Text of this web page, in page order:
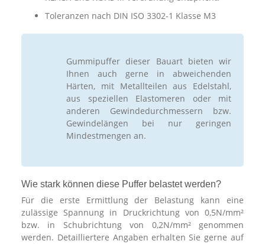
Toleranzen nach DIN ISO 3302-1 Klasse M3
Gummipuffer dieser Bauart bieten wir
Ihnen auch gerne in abweichenden
Härten, mit Metallteilen aus Edelstahl,
aus speziellen Elastomeren oder mit
anderen Gewindedurchmessern bzw.
Gewindelängen bei nur geringen
Mindestmengen an.
Wie stark können diese Puffer belastet werden?
Für die erste Ermittlung der Belastung kann eine
zulässige Spannung in Druckrichtung von 0,5N/mm²
bzw. in Schubrichtung von 0,2N/mm² genommen
werden. Detailliertere Angaben erhalten Sie gerne auf